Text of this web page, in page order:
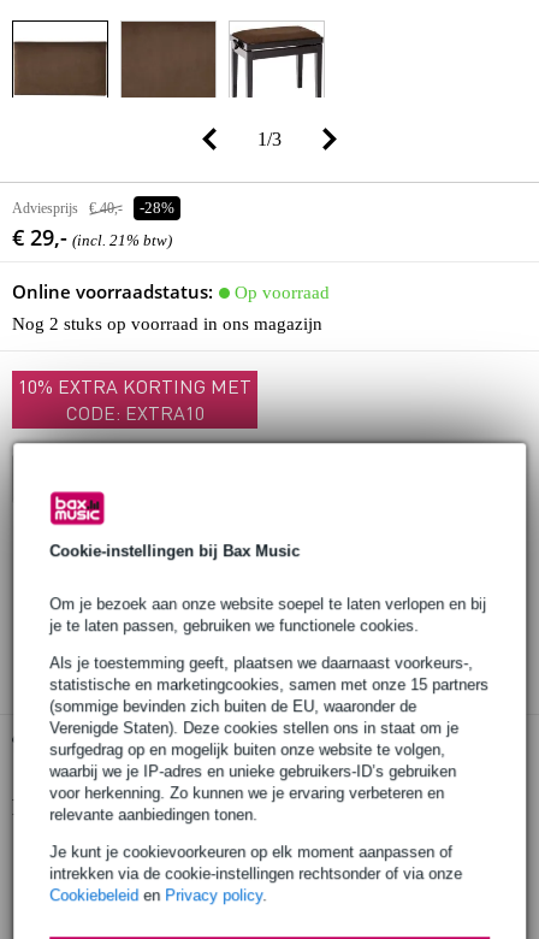
Cookie-instellingen bij Bax Music
Om je bezoek aan onze website soepel te laten verlopen en bij
je te laten passen, gebruiken we functionele cookies.
Als je toestemming geeft, plaatsen we daarnaast voorkeurs-,
statistische en marketingcookies, samen met onze 15 partners
(sommige bevinden zich buiten de EU, waaronder de
Verenigde Staten). Deze cookies stellen ons in staat om je
surfgedrag op en mogelijk buiten onze website te volgen,
waarbij we je IP-adres en unieke gebruikers-ID’s gebruiken
voor herkenning. Zo kunnen we je ervaring verbeteren en
relevante aanbiedingen tonen.
Je kunt je cookievoorkeuren op elk moment aanpassen of
intrekken via de cookie-instellingen rechtsonder of via onze
Cookiebeleid en Privacy policy.
1/3
Adviesprijs € 40,- -28%
€ 29,- (incl. 21% btw)
Online voorraadstatus:
Op voorraad
Nog 2 stuks op voorraad in ons magazijn
10% EXTRA KORTING MET
CODE: EXTRA10
Bestel voor 23:00 = morgen in huis
30 dagen 'niet goed geld terug' garantie
Gratis ophalen in de winkel
Productinformatie
zitting voor pianobank
voor pianobanken 13700 – 13751